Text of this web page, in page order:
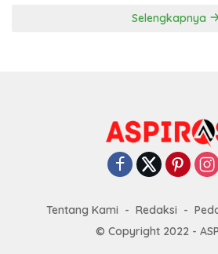
Selengkapnya
Tentang Kami Redaksi
© Copyright 2022 -